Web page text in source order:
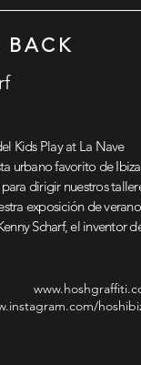
BACK
Kids Play at La Nave
urbano favorito de
dirigir nuestros
exposición de verano
Scharf, el inventor